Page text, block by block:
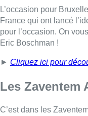
L’occasion pour
France qui ont lancé
pour l’occasion. On
Eric Boschman !
► Cliquez ici pour
Les Zaventem
C’est dans les